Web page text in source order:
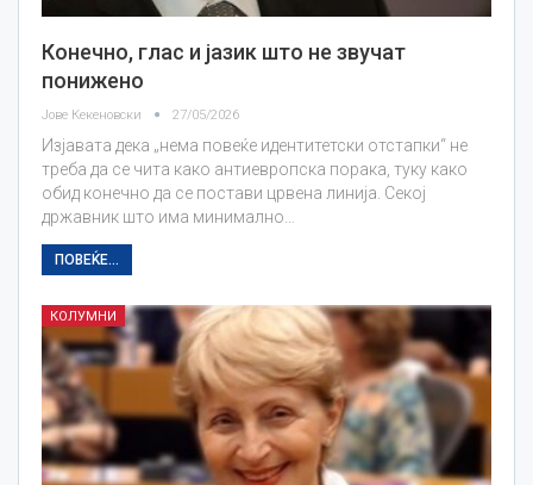
Конечно, глас и јазик што не звучат
понижено
Јове Кекеновски 27/05/2026
Изјавата дека „нема повеќе идентитетски отстапки“ не
треба да се чита како антиевропска порака, туку како
обид конечно да се постави црвена линија. Секој
државник што има минимално…
ПОВЕЌЕ...
КОЛУМНИ